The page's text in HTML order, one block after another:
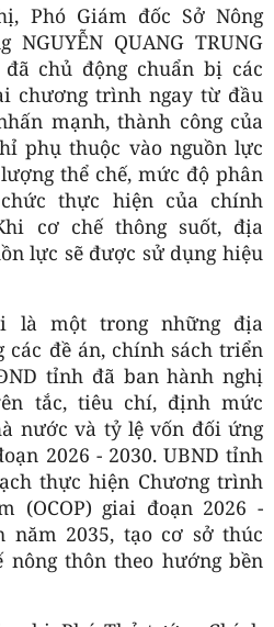
Phó Giám đốc Sở Nông
QUANG TRUNG
chủ động chuẩn bị các
chương trình ngay từ đầu
mạnh, thành công của
phụ thuộc vào nguồn lực
thể chế, mức độ phân
thực hiện của chính
cơ chế thông suốt, địa
lực sẽ được sử dụng hiệu
là một trong những địa
đề án, chính sách triển
tỉnh đã ban hành nghị
tắc, tiêu chí, định mức
nước và tỷ lệ vốn đối ứng
2026 - 2030. UBND tỉnh
thực hiện Chương trình
(OCOP) giai đoạn 2026 -
năm 2035, tạo cơ sở thúc
thôn theo hướng bền